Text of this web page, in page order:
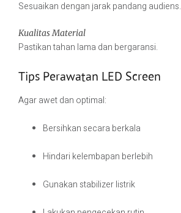
Sesuaikan dengan jarak pandang audiens.
Kualitas Material
Pastikan tahan lama dan bergaransi.
Tips Perawatan LED Screen
Agar awet dan optimal:
Bersihkan secara berkala
Hindari kelembapan berlebih
Gunakan stabilizer listrik